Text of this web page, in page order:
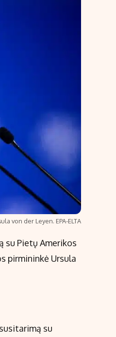
von der Leyen. EPA-ELTA
su Pietų Amerikos
pirmininkė Ursula
su